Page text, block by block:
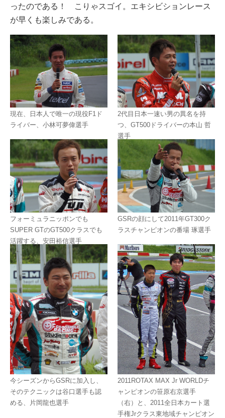
ったのである！ こりゃスゴイ。エキシビションレース
が早くも楽しみである。
現在、日本人で唯一の現役F1ド
ライバー、小林可夢偉選手
2代目日本一速い男の異名を持
つ、GT500ドライバーの本山 哲
選手
フォーミュラニッポンでも
SUPER GTのGT500クラスでも
活躍する、安田裕信選手
GSRの顔にして2011年GT300ク
ラスチャンピオンの番場 琢選手
今シーズンからGSRに加入し、
そのテクニックは谷口選手も認
める、片岡龍也選手
2011ROTAX MAX Jr WORLDチ
ャンピオンの笹原右京選手
（右）と、2011全日本カート選
手権Jrクラス東地域チャンピオン